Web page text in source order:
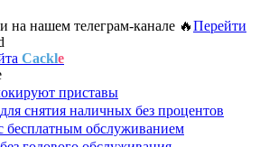
на нашем телеграм-канале 🔥Перейти
Cackle
приставы
снятия наличных без процентов
бесплатным обслуживанием